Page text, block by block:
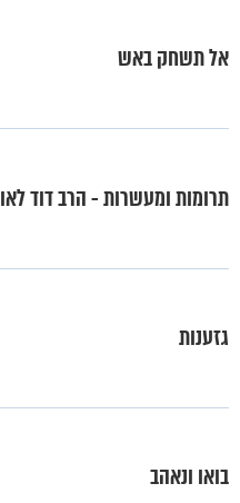
אל תשחק באש
תרומות ומעשרות - הרב דוד לאו
גזענות
בואו ונאהב